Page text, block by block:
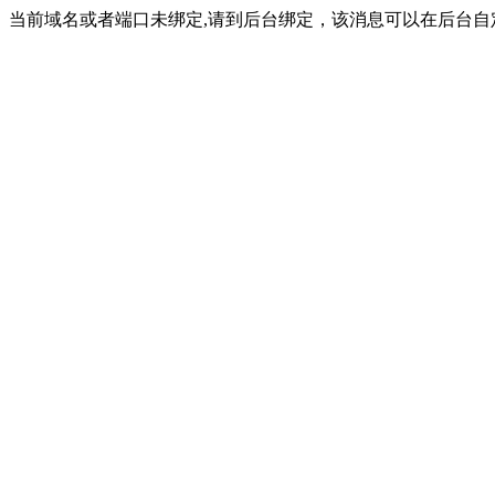
当前域名或者端口未绑定,请到后台绑定，该消息可以在后台自